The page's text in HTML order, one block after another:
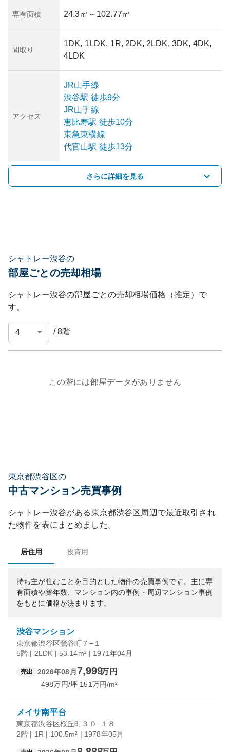
専有面積 24.3㎡ ～102.77㎡
間取り
1DK, 1LDK, 1R, 2DK, 2LDK, 3DK, 4DK,
4LDK
アクセス
JR山手線
渋谷駅 徒歩9分
JR山手線
恵比寿駅 徒歩10分
東急東横線
代官山駅 徒歩13分
さらに詳細を見る
シャトレー渋谷の
部屋ごとの売却相場
シャトレー渋谷の部屋ごとの売却相場価格（推定）で
す。
/8階
この階には部屋データがありません
東京都渋谷区の
中古マンション売買事例
シャトレー渋谷がある東京都渋谷区周辺で最近取引され
た物件を表にまとめました。
居住用 投資用
持ち主が住むことを目的とした物件の売買事例です。 主に専
有面積や築年数、マンション内の事例・周辺マンション事例
をもとに価格が決まります。
渋谷マンション
東京都渋谷区鶯谷町７−１
5階 | 2LDK | 53.14m² | 1971年04月
売出 2026年08月 7,999万円
498万円/坪 151万円/m²
メイサ南平台
東京都渋谷区桜丘町３０−１８
2階 | 1R | 100.5m² | 1978年05月